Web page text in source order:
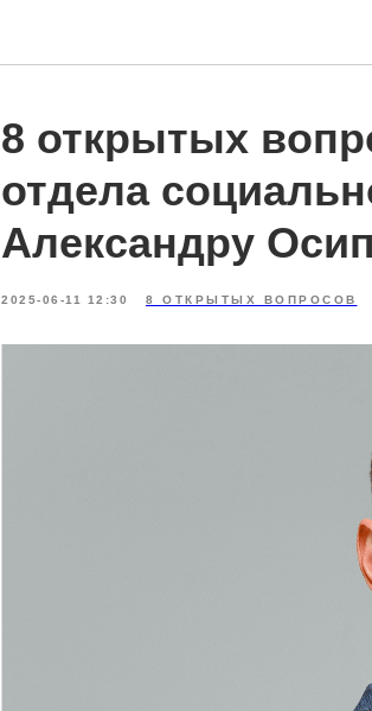
8 открытых
отдела
Александру
2025-06-11 12:30 8 ОТКРЫТЫХ ВОПРОСОВ